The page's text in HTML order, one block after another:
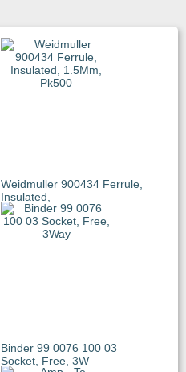
Weidmuller 900434 Ferrule,
Insulated,
Binder 99 0076 100 03
Socket, Free, 3W